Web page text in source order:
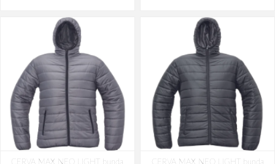
CERVA MAX NEO LIGHT bunda
CERVA MAX NEO LIGHT bunda